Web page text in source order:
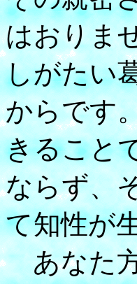
はおりま
しがたい
からです
きること
ならず、
て知性が
あなた方